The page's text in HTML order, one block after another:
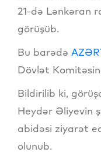
21-də Lənkəran
görüşüb.
Bu barədə
Dövlət
Bildirilib ki,
Heydər Əliyevin
abidəsi ziyarət
olunub.